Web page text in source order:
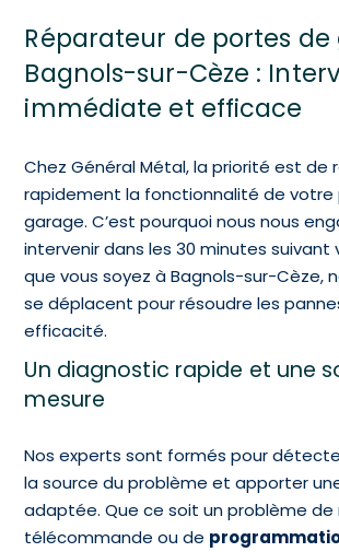
Réparateur de portes
Bagnols-sur-Cèze :
immédiate et efficace
Chez Général Métal, la priorité est de
rapidement la fonctionnalité de votre
garage. C’est pourquoi nous nous
intervenir dans les 30 minutes suivant
que vous soyez à Bagnols-sur-Cèze,
se déplacent pour résoudre les
efficacité.
Un diagnostic rapide et une
mesure
Nos experts sont formés pour
la source du problème et apporter
adaptée. Que ce soit un problème de
télécommande ou de